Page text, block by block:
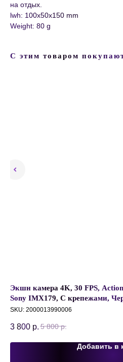
на отдых.
lwh: 100x50x150 mm
Weight: 80 g
С этим товаром
Экшн камера 4K, 30 FPS,
Sony IMX179, С крепежами,
SKU: 2000013990006
3 800 р. 5 800 р.
Добавить в